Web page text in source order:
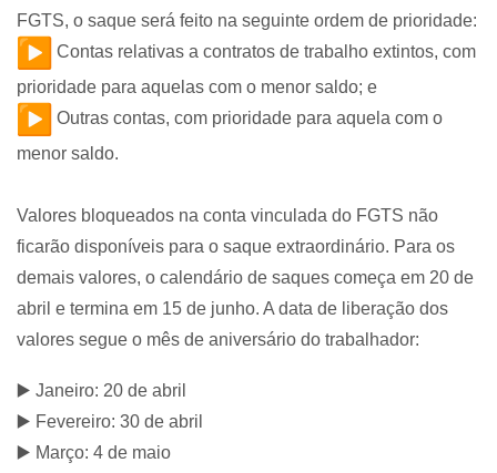
FGTS, o saque será feito na seguinte ordem de prioridade:
Contas relativas a contratos de trabalho extintos, com
prioridade para aquelas com o menor saldo; e
Outras contas, com prioridade para aquela com o
menor saldo.
Valores bloqueados na conta vinculada do FGTS não
ficarão disponíveis para o saque extraordinário. Para os
demais valores, o calendário de saques começa em 20 de
abril e termina em 15 de junho. A data de liberação dos
valores segue o mês de aniversário do trabalhador:
▶️ Janeiro: 20 de abril
▶️ Fevereiro: 30 de abril
▶️ Março: 4 de maio